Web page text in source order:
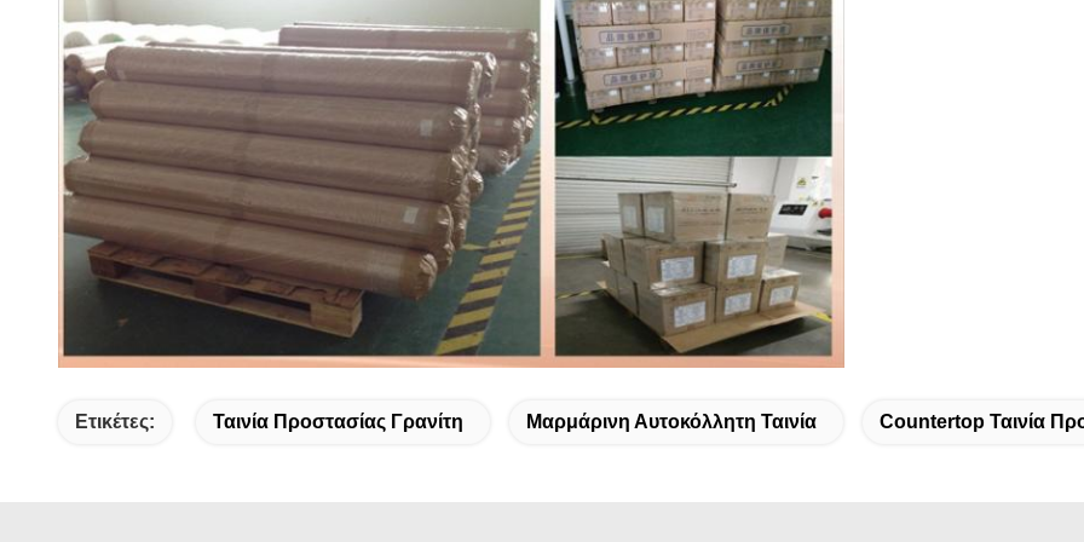
Ετικέτες: Ταινία Προστασίας Γρανίτη Μαρμάρινη Αυτοκόλλητη Ταινία Countertop Ταινία